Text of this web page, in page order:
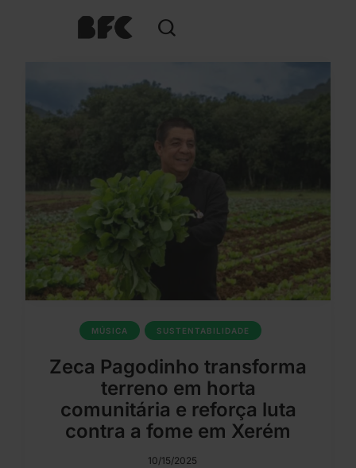
MÚSICA SUSTENTABILIDADE
Zeca Pagodinho transforma
terreno em horta
comunitária e reforça luta
contra a fome em Xerém
10/15/2025